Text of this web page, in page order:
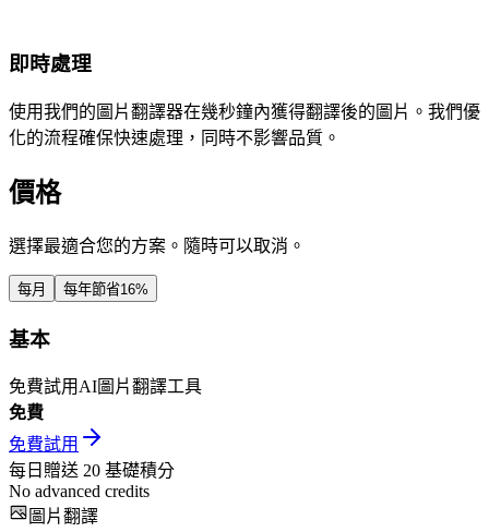
即時處理
使用我們的圖片翻譯器在幾秒鐘內獲得翻譯後的圖片。我們優
化的流程確保快速處理，同時不影響品質。
價格
選擇最適合您的方案。隨時可以取消。
每月 每年節省16%
基本
免費試用AI圖片翻譯工具
免費
免費試用
每日贈送 20 基礎積分
No advanced credits
圖片翻譯